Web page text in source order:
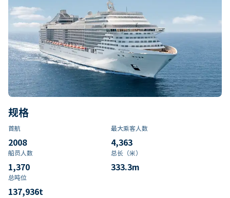
规格
首航
2008
最大乘客人数
4,363
船员人数
1,370
总长（米）
333.3m
总吨位
137,936t